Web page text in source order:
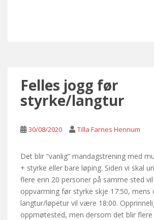
Felles jogg før
styrke/langtur
30/08/2020 Tilla Farnes Hennum
Det blir “vanlig” mandagstrening med
+ styrke eller bare løping. Siden vi skal
flere enn 20 personer på samme sted
oppvarming før styrke skje 17:50,
langtur/løpetur vil være 18:00.
oppmøtested, men dersom det blir